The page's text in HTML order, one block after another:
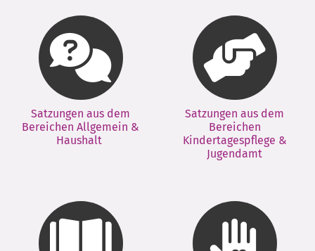
Satzungen aus dem
Bereichen Allgemein &
Haushalt
Satzungen aus dem
Bereichen
Kindertagespflege &
Jugendamt